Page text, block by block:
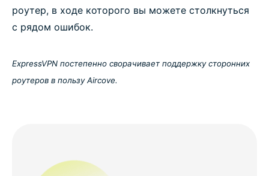
роутер, в ходе которого вы можете столкнуться
с рядом ошибок.
ExpressVPN постепенно сворачивает поддержку сторонних
роутеров в пользу Aircove.